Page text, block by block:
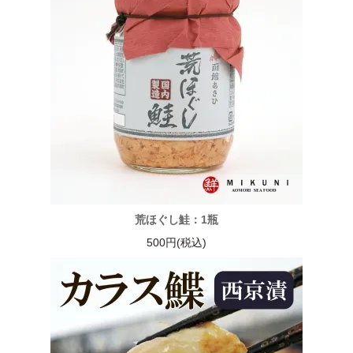
荒ほぐし鮭：1瓶
500円(税込)